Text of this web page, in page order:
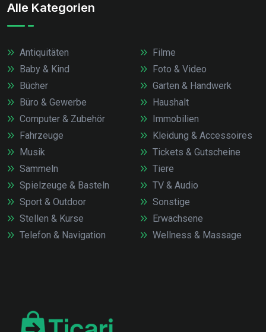
Alle Kategorien
Antiquitäten
Baby & Kind
Bücher
Büro & Gewerbe
Computer & Zubehör
Fahrzeuge
Filme
Foto & Video
Garten & Handwerk
Haushalt
Immobilien
Kleidung & Accessoires
Musik
Sammeln
Spielzeuge & Basteln
Sport & Outdoor
Stellen & Kurse
Telefon & Navigation
Tickets & Gutscheine
Tiere
TV & Audio
Sonstige
Erwachsene
Wellness & Massage